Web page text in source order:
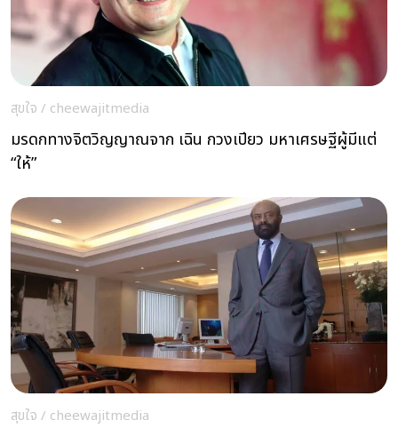
สุขใจ / cheewajitmedia
มรดกทางจิตวิญญาณจาก เฉิน กวงเปียว มหาเศรษฐีผู้มีแต่
“ให้”
สุขใจ / cheewajitmedia